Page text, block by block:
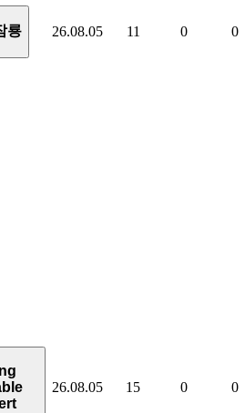
룡 26.08.05 11 0 0
26.08.05 15 0 0